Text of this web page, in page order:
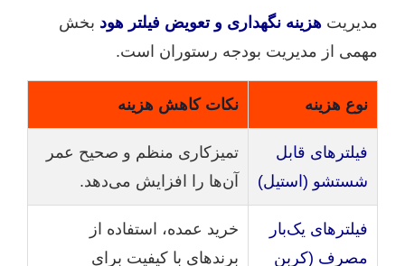
مدیریت هزینه نگهداری و تعویض فیلتر هود بخش
مهمی از مدیریت بودجه رستوران است.
نوع هزینه نکات کاهش هزینه
فیلترهای قابل
شستشو (استیل)
تمیزکاری منظم و صحیح عمر
آن‌ها را افزایش می‌دهد.
فیلترهای یک‌بار
مصرف (کربن
خرید عمده، استفاده از
برندهای با کیفیت برای